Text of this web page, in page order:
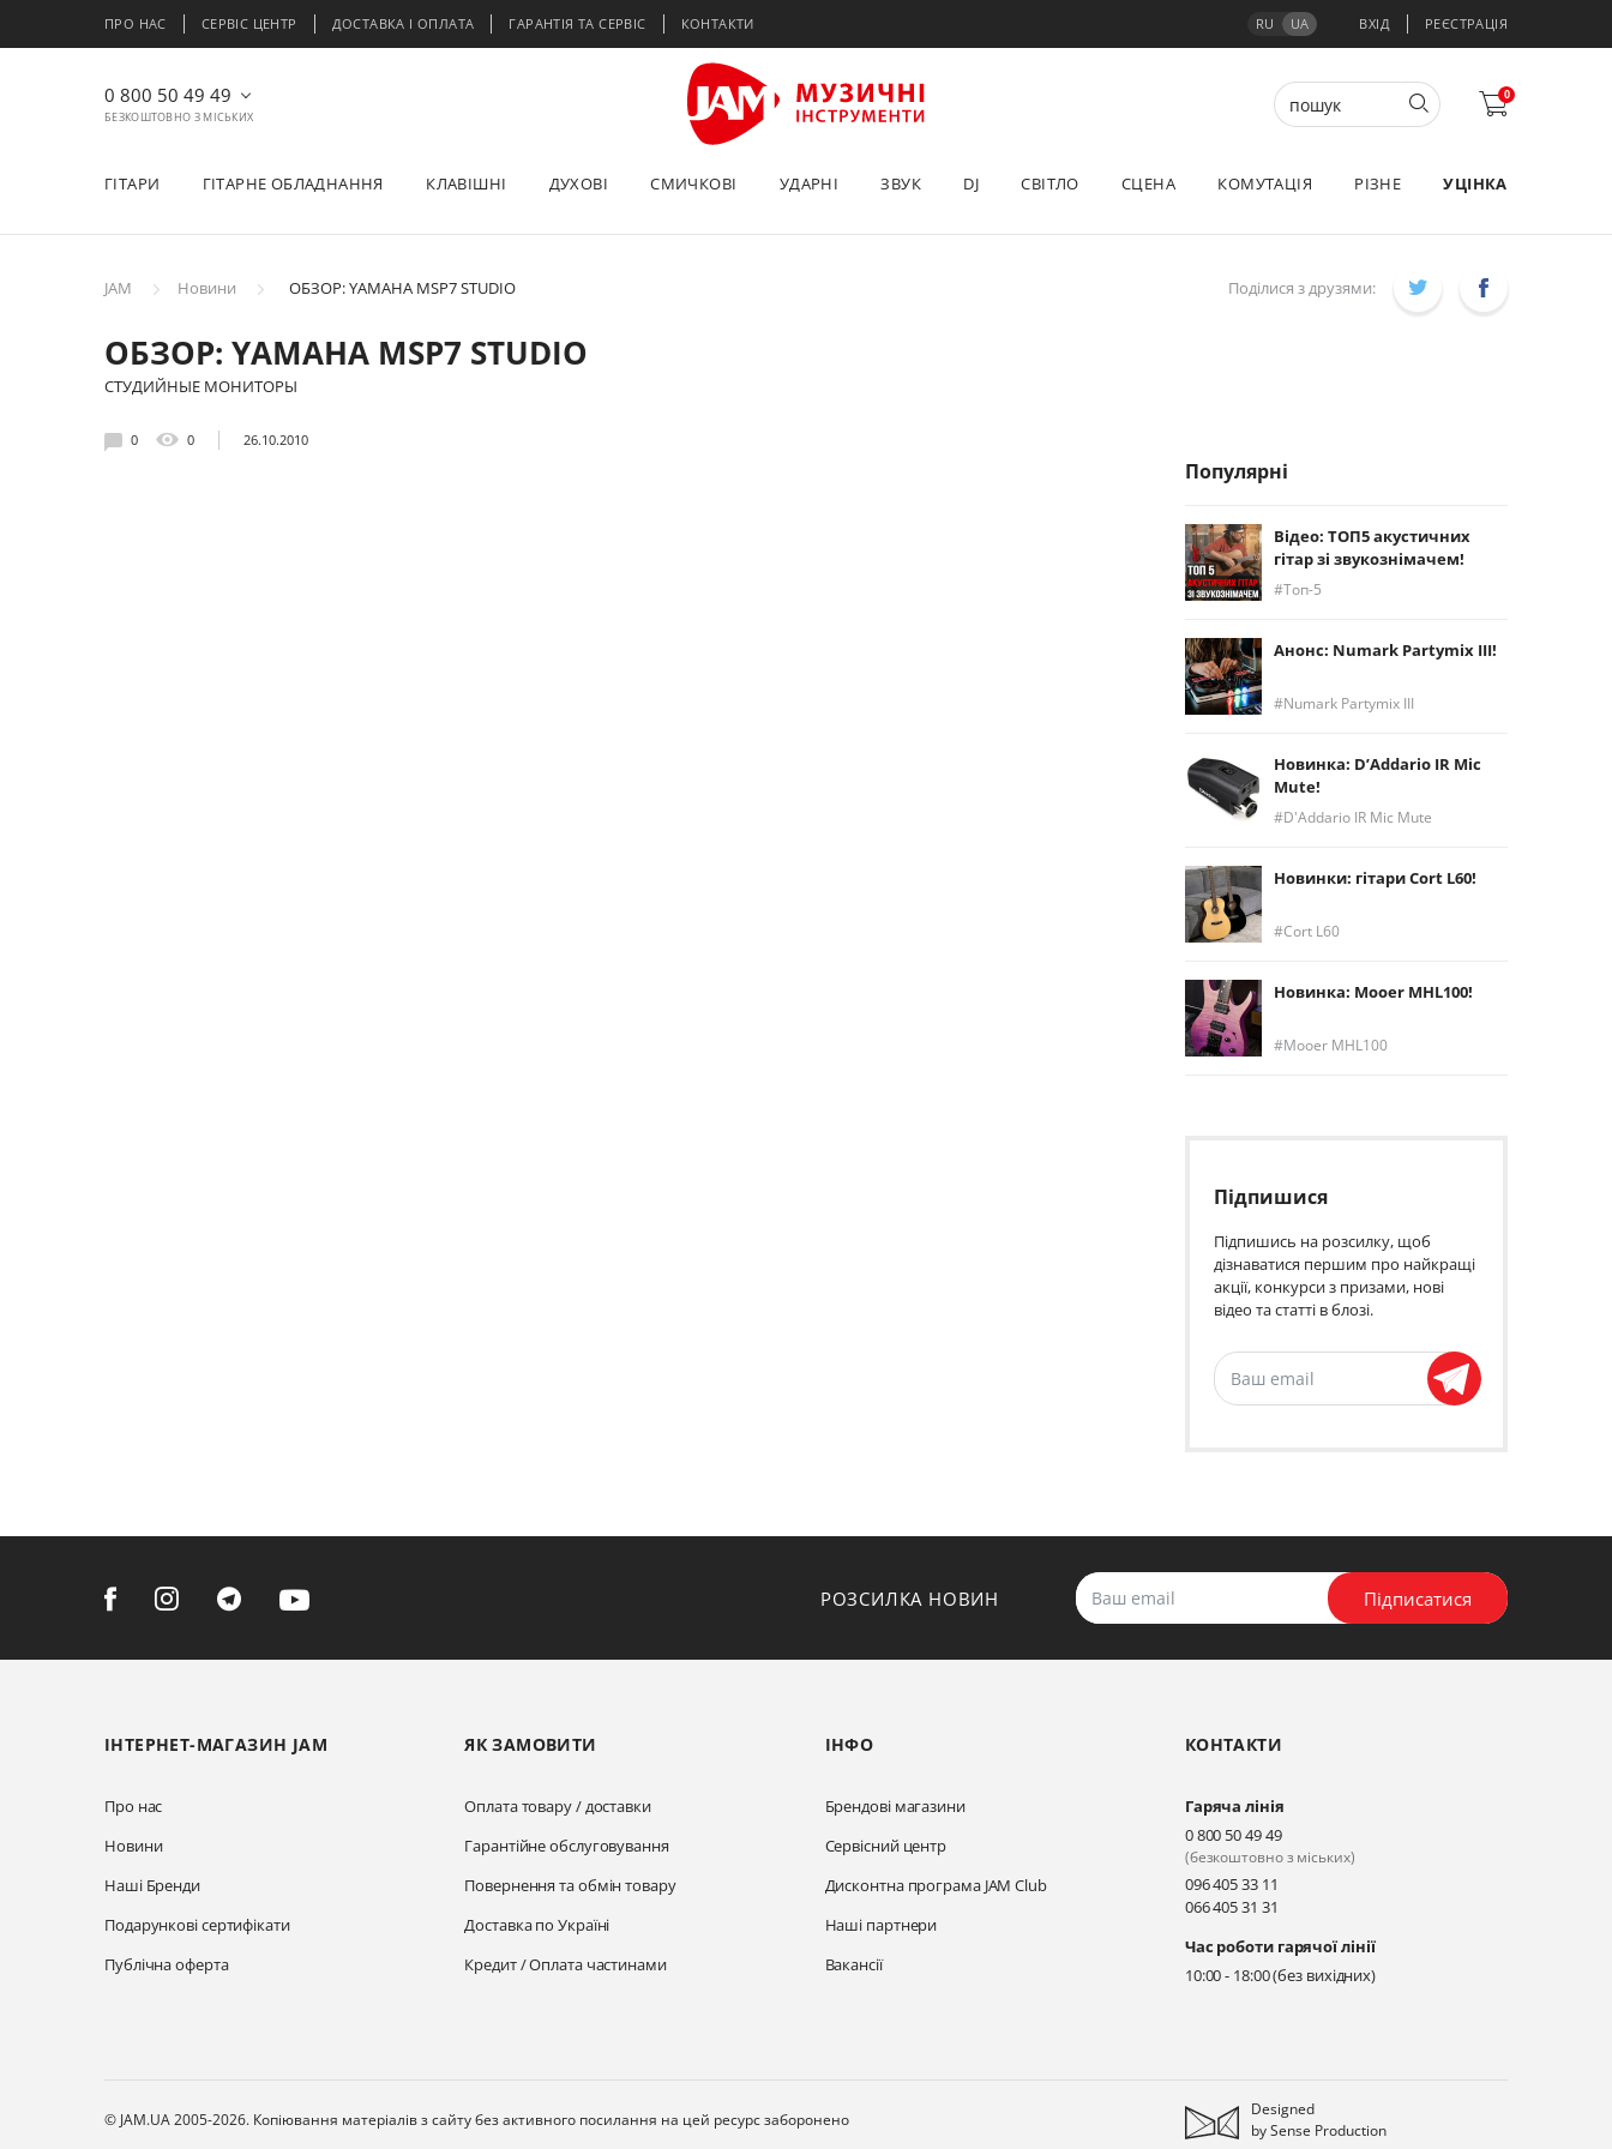
ПРО НАС СЕРВІС ЦЕНТР ДОСТАВКА І ОПЛАТА ГАРАНТІЯ ТА СЕРВІС КОНТАКТИ RU UA ВХІД РЕЄСТРАЦІЯ
0 800 50 49 49
БЕЗКОШТОВНО З МІСЬКИХ
0
ГІТАРИ ГІТАРНЕ ОБЛАДНАННЯ КЛАВІШНІ ДУХОВІ СМИЧКОВІ УДАРНІ ЗВУК DJ СВІТЛО СЦЕНА КОМУТАЦІЯ РІЗНЕ УЦІНКА
JAM Новини ОБЗОР: YAMAHA MSP7 STUDIO
ОБЗОР: YAMAHA MSP7 STUDIO
СТУДИЙНЫЕ МОНИТОРЫ
0 0 26.10.2010
Поділися з друзями:
Популярні
Відео: ТОП5 акустичних
гітар зі звукознімачем!
Топ-5
Анонс: Numark Partymix III!
Numark Partymix III
Новинка: D’Addario IR Mic
Mute!
D'Addario IR Mic Mute
Новинки: гітари Cort L60!
Cort L60
Новинка: Mooer MHL100!
Mooer MHL100
Підпишися
Підпишись на розсилку, щоб
дізнаватися першим про найкращі
акції, конкурси з призами, нові
відео та статті в блозі.
РОЗСИЛКА НОВИН Підписатися
ІНТЕРНЕТ-МАГАЗИН JAM
Про нас
Новини
Наші Бренди
Подарункові сертифікати
Публічна оферта
ЯК ЗАМОВИТИ
Оплата товару / доставки
Гарантійне обслуговування
Повернення та обмін товару
Доставка по Україні
Кредит / Оплата частинами
ІНФО
Брендові магазини
Сервісний центр
Дисконтна програма JAM Club
Наші партнери
Вакансії
КОНТАКТИ
Гаряча лінія
0 800 50 49 49
(безкоштовно з міських)
096 405 33 11
066 405 31 31
Час роботи гарячої лінії
10:00 - 18:00 (без вихідних)
© JAM.UA 2005-2026. Копіювання матеріалів з сайту без активного посилання на цей ресурс заборонено
Designed
bySense Production